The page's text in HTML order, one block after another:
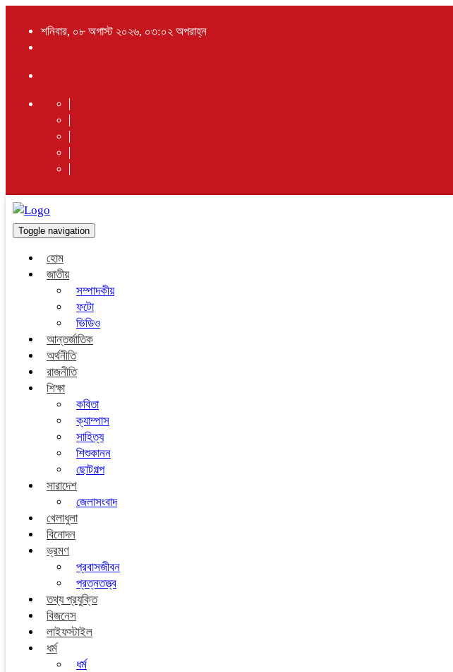
শনিবার, ০৮ অগাস্ট ২০২৬, ০৩:০২ অপরাহ্ন
Toggle navigation
হোম
জাতীয়
সম্পাদকীয়
ফটো
ভিডিও
আন্তর্জাতিক
অর্থনীতি
রাজনীতি
শিক্ষা
কবিতা
ক্যাম্পাস
সাহিত্য
শিশুকানন
ছোটগল্প
সারাদেশ
জেলাসংবাদ
খেলাধুলা
বিনোদন
ভ্রমণ
প্রবাসজীবন
প্রত্নতত্ত্ব
তথ্য প্রযুক্তি
বিজনেস
লাইফস্টাইল
ধর্ম
ধর্ম